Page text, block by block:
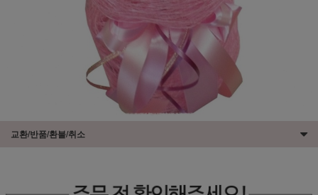
교환/반품/환불/취소